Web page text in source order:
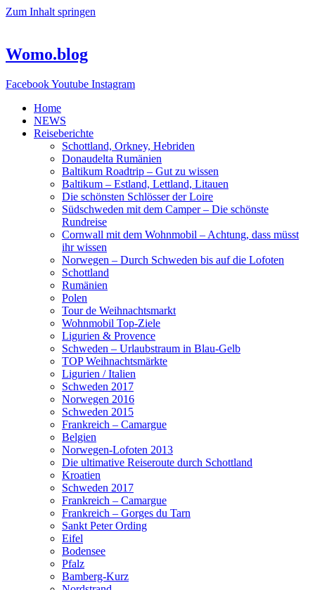
Zum Inhalt springen
Womo.blog
FacebookYoutube Instagram
Home
NEWS
Reiseberichte
Schottland, Orkney, Hebriden
Donaudelta Rumänien
Baltikum Roadtrip – Gut zu wissen
Baltikum – Estland, Lettland, Litauen
Die schönsten Schlösser der Loire
Südschweden mit dem Camper – Die schönste
Rundreise
Cornwall mit dem Wohnmobil – Achtung, dass müsst
ihr wissen
Norwegen – Durch Schweden bis auf die Lofoten
Schottland
Rumänien
Polen
Tour de Weihnachtsmarkt
Wohnmobil Top-Ziele
Ligurien & Provence
Schweden – Urlaubstraum in Blau-Gelb
TOP Weihnachtsmärkte
Ligurien / Italien
Schweden 2017
Norwegen 2016
Schweden 2015
Frankreich – Camargue
Belgien
Norwegen-Lofoten 2013
Die ultimative Reiseroute durch Schottland
Kroatien
Schweden 2017
Frankreich – Camargue
Frankreich – Gorges du Tarn
Sankt Peter Ording
Eifel
Bodensee
Pfalz
Bamberg-Kurz